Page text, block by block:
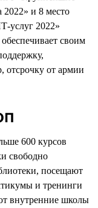
и 8 место
услуг 2022»
своим
отсрочку от армии
600 курсов
свободно
посещают
и тренинги
внутренние школы